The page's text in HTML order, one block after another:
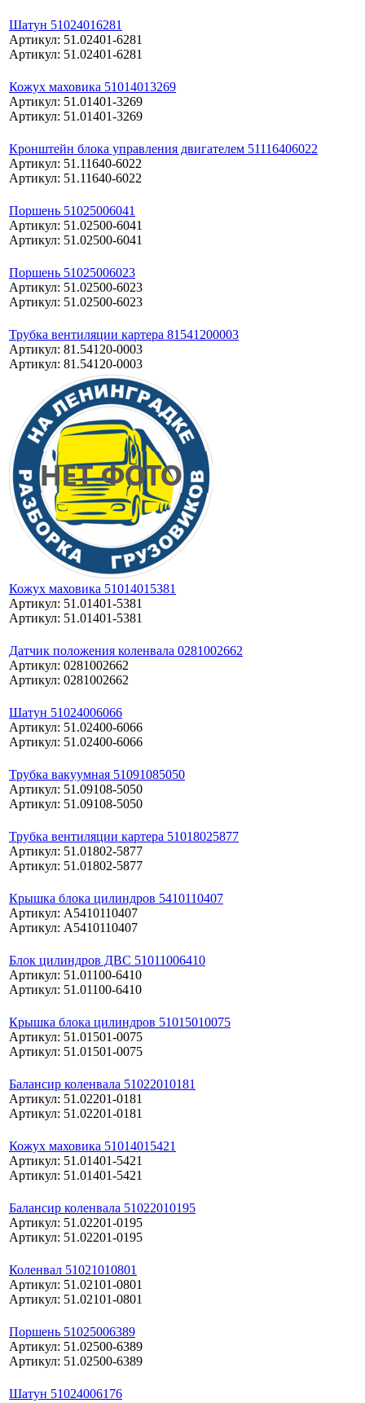
Шатун 51024016281
Артикул: 51.02401-6281
Артикул: 51.02401-6281
Кожух маховика 51014013269
Артикул: 51.01401-3269
Артикул: 51.01401-3269
Кронштейн блока управления двигателем 51116406022
Артикул: 51.11640-6022
Артикул: 51.11640-6022
Поршень 51025006041
Артикул: 51.02500-6041
Артикул: 51.02500-6041
Поршень 51025006023
Артикул: 51.02500-6023
Артикул: 51.02500-6023
Трубка вентиляции картера 81541200003
Артикул: 81.54120-0003
Артикул: 81.54120-0003
Кожух маховика 51014015381
Артикул: 51.01401-5381
Артикул: 51.01401-5381
Датчик положения коленвала 0281002662
Артикул: 0281002662
Артикул: 0281002662
Шатун 51024006066
Артикул: 51.02400-6066
Артикул: 51.02400-6066
Трубка вакуумная 51091085050
Артикул: 51.09108-5050
Артикул: 51.09108-5050
Трубка вентиляции картера 51018025877
Артикул: 51.01802-5877
Артикул: 51.01802-5877
Крышка блока цилиндров 5410110407
Артикул: A5410110407
Артикул: A5410110407
Блок цилиндров ДВС 51011006410
Артикул: 51.01100-6410
Артикул: 51.01100-6410
Крышка блока цилиндров 51015010075
Артикул: 51.01501-0075
Артикул: 51.01501-0075
Балансир коленвала 51022010181
Артикул: 51.02201-0181
Артикул: 51.02201-0181
Кожух маховика 51014015421
Артикул: 51.01401-5421
Артикул: 51.01401-5421
Балансир коленвала 51022010195
Артикул: 51.02201-0195
Артикул: 51.02201-0195
Коленвал 51021010801
Артикул: 51.02101-0801
Артикул: 51.02101-0801
Поршень 51025006389
Артикул: 51.02500-6389
Артикул: 51.02500-6389
Шатун 51024006176